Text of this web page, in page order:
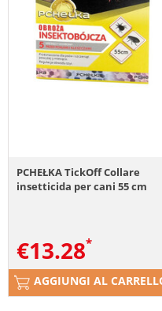
PCHEŁKA TickOff Collare
insetticida per cani 55 cm
€13.28
AGGIUNGI AL